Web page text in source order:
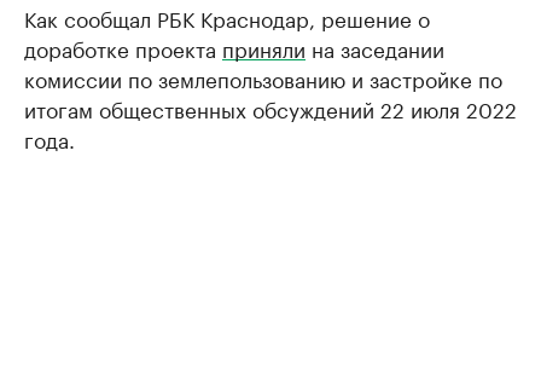
Как сообщал РБК Краснодар, решение о
доработке проекта приняли на заседании
комиссии по землепользованию и застройке по
итогам общественных обсуждений 22 июля 2022
года.